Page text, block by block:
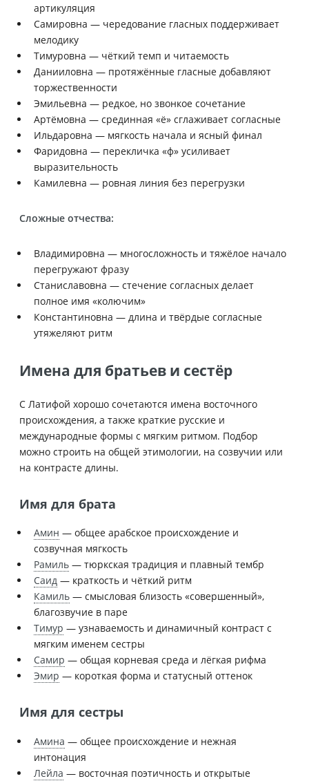
артикуляция
Самировна — чередование гласных поддерживает
мелодику
Тимуровна — чёткий темп и читаемость
Данииловна — протяжённые гласные добавляют
торжественности
Эмильевна — редкое, но звонкое сочетание
Артёмовна — срединная «ё» сглаживает согласные
Ильдаровна — мягкость начала и ясный финал
Фаридовна — перекличка «ф» усиливает
выразительность
Камилевна — ровная линия без перегрузки
Сложные отчества:
Владимировна — многосложность и тяжёлое начало
перегружают фразу
Станиславовна — стечение согласных делает
полное имя «колючим»
Константиновна — длина и твёрдые согласные
утяжеляют ритм
Имена для братьев и сестёр
С Латифой хорошо сочетаются имена восточного
происхождения, а также краткие русские и
международные формы с мягким ритмом. Подбор
можно строить на общей этимологии, на созвучии или
на контрасте длины.
Имя для брата
Амин — общее арабское происхождение и
созвучная мягкость
Рамиль — тюркская традиция и плавный тембр
Саид — краткость и чёткий ритм
Камиль — смысловая близость «совершенный»,
благозвучие в паре
Тимур — узнаваемость и динамичный контраст с
мягким именем сестры
Самир — общая корневая среда и лёгкая рифма
Эмир — короткая форма и статусный оттенок
Имя для сестры
Амина — общее происхождение и нежная
интонация
Лейла — восточная поэтичность и открытые